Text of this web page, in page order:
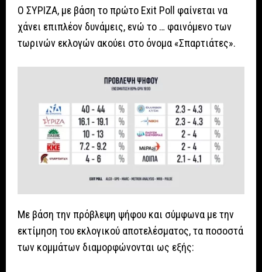
Ο ΣΥΡΙΖΑ, με βάση το πρώτο Exit Poll φαίνεται να
χάνει επιπλέον δυνάμεις, ενώ το … φαινόμενο των
τωρινών εκλογών ακούει στο όνομα «Σπαρτιάτες».
Με βάση την πρόβλεψη ψήφου και σύμφωνα με την
εκτίμηση του εκλογικού αποτελέσματος, τα ποσοστά
των κομμάτων διαμορφώνονται ως εξής: